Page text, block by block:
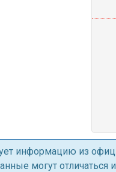
информацию из
могут отличаться